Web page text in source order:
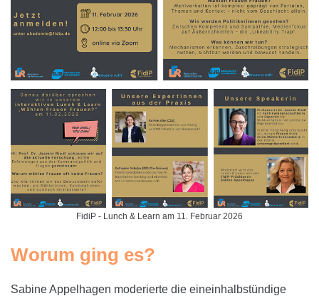
FidiP - Lunch & Learn am 11. Februar 2026
Worum ging es?
Sabine Appelhagen moderierte die eineinhalbstündige